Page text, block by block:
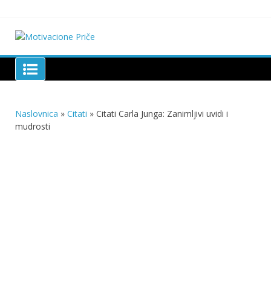
content
Motivacione Priče
Naslovnica » Citati » Citati Carla Junga: Zanimljivi uvidi i
mudrosti